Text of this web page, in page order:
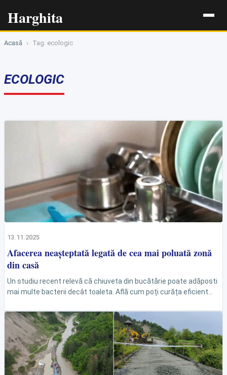
Harghita
Acasă › Tag: ecologic
ECOLOGIC
13.11.2025
Afacerea neașteptată legată de cea mai poluată zonă
din casă
Un studiu recent relevă că chiuveta din bucătărie poate adăposti
mai multe bacterii decât toaleta. Află cum poți curăța eficient